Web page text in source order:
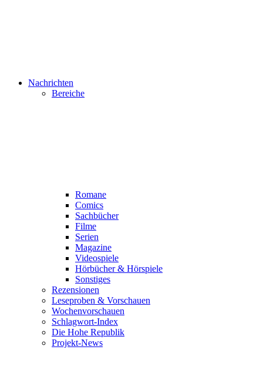
Nachrichten
Bereiche
Romane
Comics
Sachbücher
Filme
Serien
Magazine
Videospiele
Hörbücher & Hörspiele
Sonstiges
Rezensionen
Leseproben & Vorschauen
Wochenvorschauen
Schlagwort-Index
Die Hohe Republik
Projekt-News